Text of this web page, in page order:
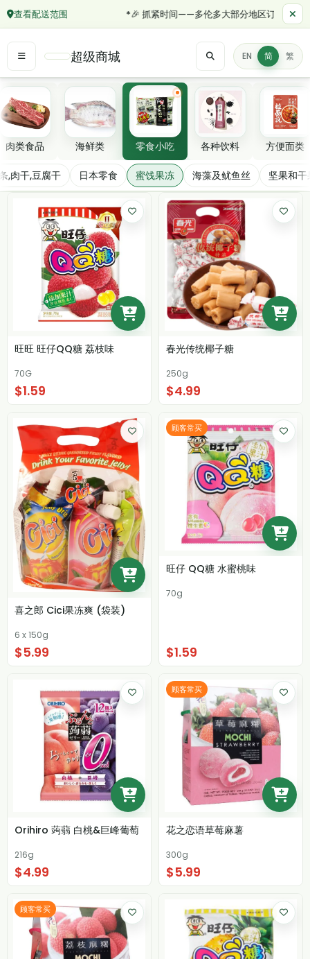
查看配送范围 *🎉 抓紧时间——多伦多大部分地区订单满 $50 的当
超级商城 EN 简 繁
精选分类
肉类食品 海鲜类 零食小吃 各种饮料 方便面类
蜜饯果冻
筛选/排序
,肉干,豆腐干 日本零食 蜜饯果冻 海藻及鱿鱼丝 坚果和
旺旺 旺仔QQ糖 荔枝味
70G
$1.59
春光传统椰子糖
250g
$4.99
喜之郎 Cici果冻爽 (袋装)
6 x 150g
$5.99
顾客常买
旺仔 QQ糖 水蜜桃味
70g
$1.59
Orihiro 蒟蒻 白桃&巨峰葡萄
216g
$4.99
顾客常买
花之恋语草莓麻薯
300g
$5.99
顾客常买